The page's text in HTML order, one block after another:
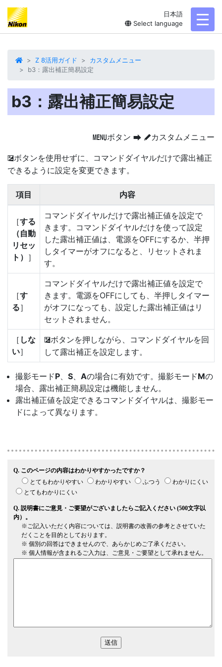
日本語
Select language
Z 8活用ガイド
カスタムメニュー
b3：露出補正簡易設定
b3：露出補正簡易設定
Gボタン U Aカスタムメニュー
Eボタンを使用せずに、コマンドダイヤルだけで露出補正
できるように設定を変更できます。
項目 内容
［する
（自動
リセッ
ト） ］
コマンドダイヤルだけで露出補正値を設定で
きます。コマンドダイヤルだけを使って設定
した露出補正値は、電源をOFFにするか、半押
しタイマーがオフになると、リセットされま
す。
［す
る］
コマンドダイヤルだけで露出補正値を設定で
きます。電源をOFFにしても、半押しタイマー
がオフになっても、設定した露出補正値はリ
セットされません。
［ しな
い］
Eボタンを押しながら、コマンドダイヤルを回
して露出補正を設定します。
撮影モードP、 S、 Aの場合に有効です。撮影モードMの
場合、露出補正簡易設定は機能しません。
露出補正値を設定できるコマンドダイヤルは、撮影モー
ドによって異なります。